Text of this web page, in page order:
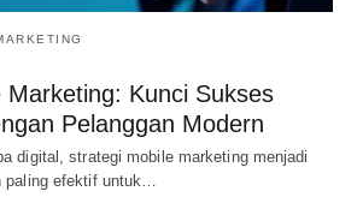
Marketing: Kunci Sukses
Pelanggan Modern
digital, strategi mobile marketing menjadi
paling efektif untuk…